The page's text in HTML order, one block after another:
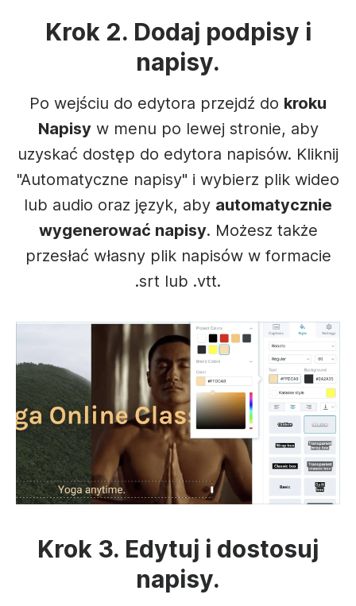
Krok 2. Dodaj podpisy i
napisy.
Po wejściu do edytora przejdź do kroku
Napisyw menu po lewej stronie, aby
uzyskać dostęp do edytora napisów. Kliknij
"Automatyczne napisy" i wybierz plik wideo
lub audio oraz język, aby automatycznie
wygenerować napisy. Możesz także
przesłać własny plik napisów w formacie
.srt lub .vtt.
Krok 3. Edytuj i dostosuj
napisy.